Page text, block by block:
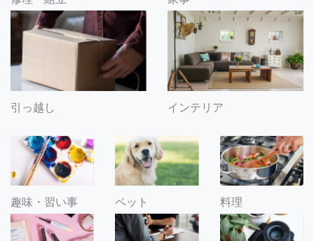
引っ越し インテリア
趣味・習い事 ペット 料理